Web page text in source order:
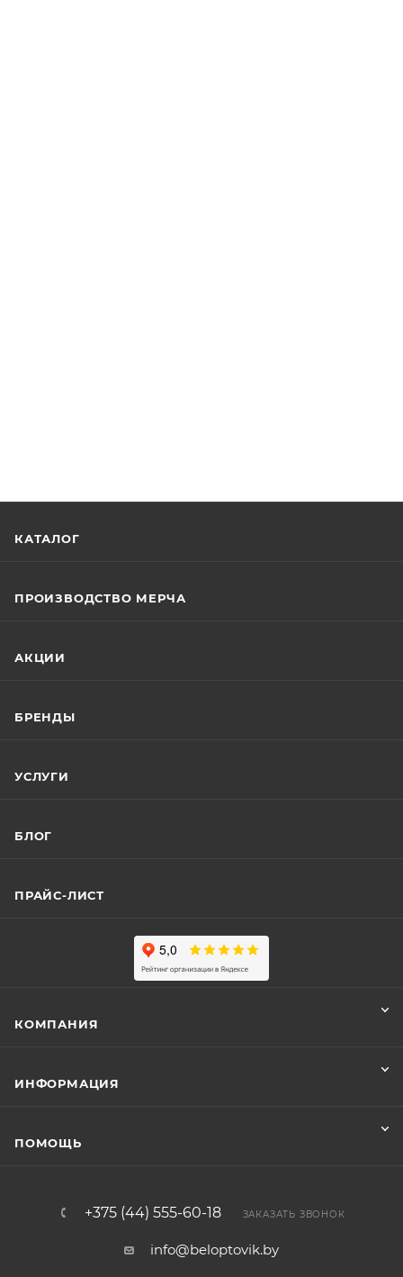
КАТАЛОГ
ПРОИЗВОДСТВО МЕРЧА
АКЦИИ
БРЕНДЫ
УСЛУГИ
БЛОГ
ПРАЙС-ЛИСТ
КОМПАНИЯ
ИНФОРМАЦИЯ
ПОМОЩЬ
+375 (44) 555-60-18 ЗАКАЗАТЬ ЗВОНОК
info@beloptovik.by